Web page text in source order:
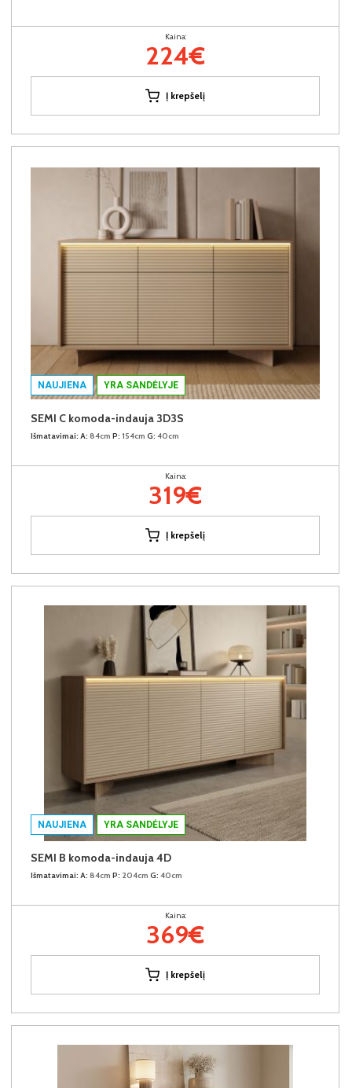
Kaina:
224€
Į krepšelį
NAUJIENA YRA SANDĖLYJE
SEMI C komoda-indauja 3D3S
Išmatavimai: A: 84cm P: 154cm G: 40cm
Kaina:
319€
Į krepšelį
NAUJIENA YRA SANDĖLYJE
SEMI B komoda-indauja 4D
Išmatavimai: A: 84cm P: 204cm G: 40cm
Kaina:
369€
Į krepšelį